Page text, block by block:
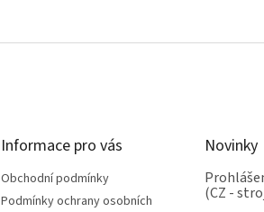
Informace pro vás
Obchodní podmínky
Podmínky ochrany osobních
Novinky
(CZ -